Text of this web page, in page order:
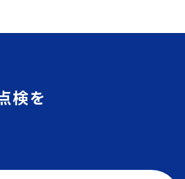
検を